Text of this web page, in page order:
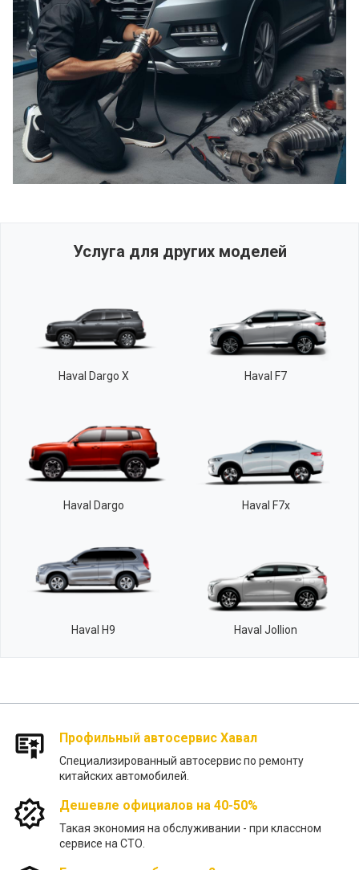
Услуга для других моделей
Haval Dargo X Haval F7
Haval Dargo Haval F7x
Haval H9 Haval Jollion
Профильный автосервис Хавал
Специализированный автосервис по ремонту
китайских автомобилей.
Дешевле официалов на 40-50%
Такая экономия на обслуживании - при классном
сервисе на СТО.